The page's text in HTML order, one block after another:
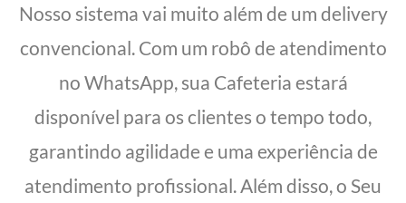
Nosso sistema vai muito além de um delivery
convencional. Com um robô de atendimento
no WhatsApp, sua Cafeteria estará
disponível para os clientes o tempo todo,
garantindo agilidade e uma experiência de
atendimento profissional. Além disso, o Seu